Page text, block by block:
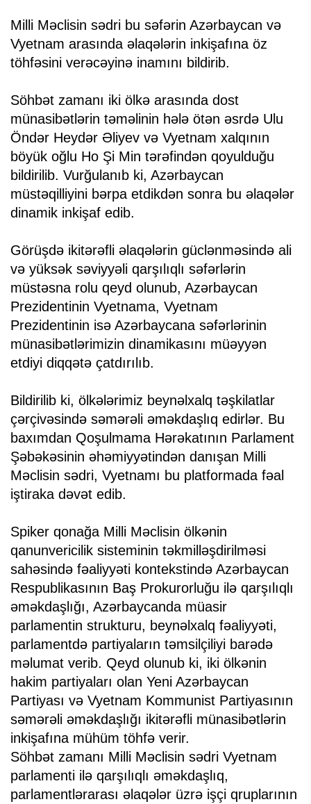
Milli Məclisin sədri bu səfərin Azərbaycan və
Vyetnam arasında əlaqələrin inkişafına öz
töhfəsini verəcəyinə inamını bildirib.
Söhbət zamanı iki ölkə arasında dost
münasibətlərin təməlinin hələ ötən əsrdə Ulu
Öndər Heydər Əliyev və Vyetnam xalqının
böyük oğlu Ho Şi Min tərəfindən qoyulduğu
bildirilib. Vurğulanıb ki, Azərbaycan
müstəqilliyini bərpa etdikdən sonra bu əlaqələr
dinamik inkişaf edib.
Görüşdə ikitərəfli əlaqələrin güclənməsində ali
və yüksək səviyyəli qarşılıqlı səfərlərin
müstəsna rolu qeyd olunub, Azərbaycan
Prezidentinin Vyetnama, Vyetnam
Prezidentinin isə Azərbaycana səfərlərinin
münasibətlərimizin dinamikasını müəyyən
etdiyi diqqətə çatdırılıb.
Bildirilib ki, ölkələrimiz beynəlxalq təşkilatlar
çərçivəsində səmərəli əməkdaşlıq edirlər. Bu
baxımdan Qoşulmama Hərəkatının Parlament
Şəbəkəsinin əhəmiyyətindən danışan Milli
Məclisin sədri, Vyetnamı bu platformada fəal
iştiraka dəvət edib.
Spiker qonağa Milli Məclisin ölkənin
qanunvericilik sisteminin təkmilləşdirilməsi
sahəsində fəaliyyəti kontekstində Azərbaycan
Respublikasının Baş Prokurorluğu ilə qarşılıqlı
əməkdaşlığı, Azərbaycanda müasir
parlamentin strukturu, beynəlxalq fəaliyyəti,
parlamentdə partiyaların təmsilçiliyi barədə
məlumat verib. Qeyd olunub ki, iki ölkənin
hakim partiyaları olan Yeni Azərbaycan
Partiyası və Vyetnam Kommunist Partiyasının
səmərəli əməkdaşlığı ikitərəfli münasibətlərin
inkişafına mühüm töhfə verir.
Söhbət zamanı Milli Məclisin sədri Vyetnam
parlamenti ilə qarşılıqlı əməkdaşlıq,
parlamentlərarası əlaqələr üzrə işçi qruplarının